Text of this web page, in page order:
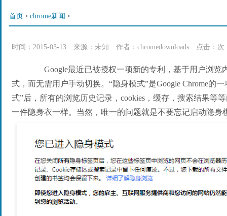
首页 > chrome新闻 >
时间： 2015-03-13 来源： 未知 作者：chromedownloads 点击： 次
Google最近已被授权一项新的专利，基于用户浏览
式，而无需用户手动切换。“隐身模式”是Google Chrome的
式”后，所有的浏览历史记录，cookies，缓存，搜索结果等
一件隐身衣一样。当然，唯一的问题就是不要忘记启动隐身